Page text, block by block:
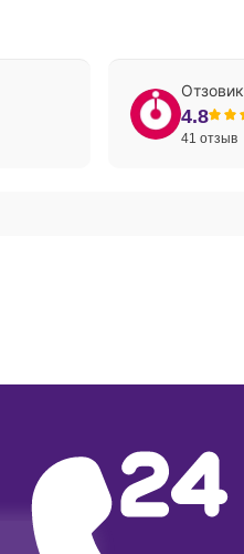
Отзовик
4.8
41 отзыв